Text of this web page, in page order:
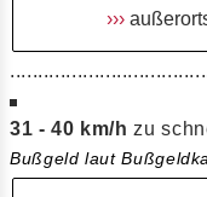
›››
31 - 40 km/h zu
Bußgeld laut